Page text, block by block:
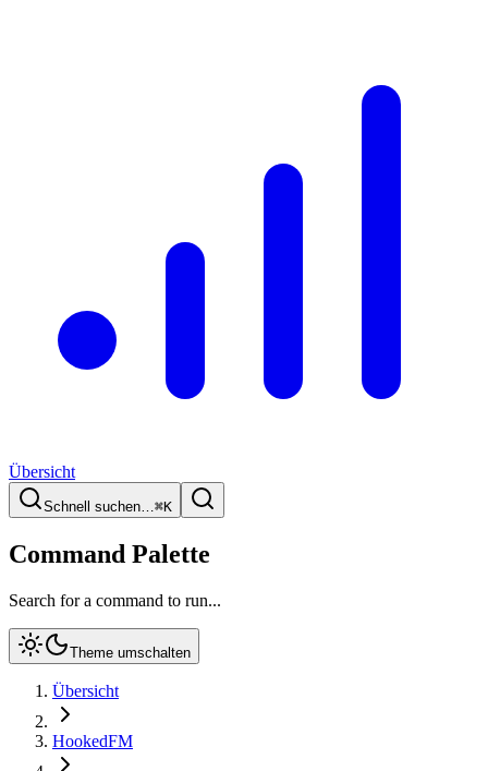
Übersicht
Schnell suchen…⌘K
Command Palette
Search for a command to run...
Theme umschalten
Übersicht
HookedFM